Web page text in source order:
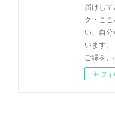
届けし
ク・こ
い、自
います
ご縁を
フォ